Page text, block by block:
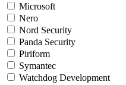
Microsoft
Nero
Nord Security
Panda Security
Piriform
Symantec
Watchdog Development